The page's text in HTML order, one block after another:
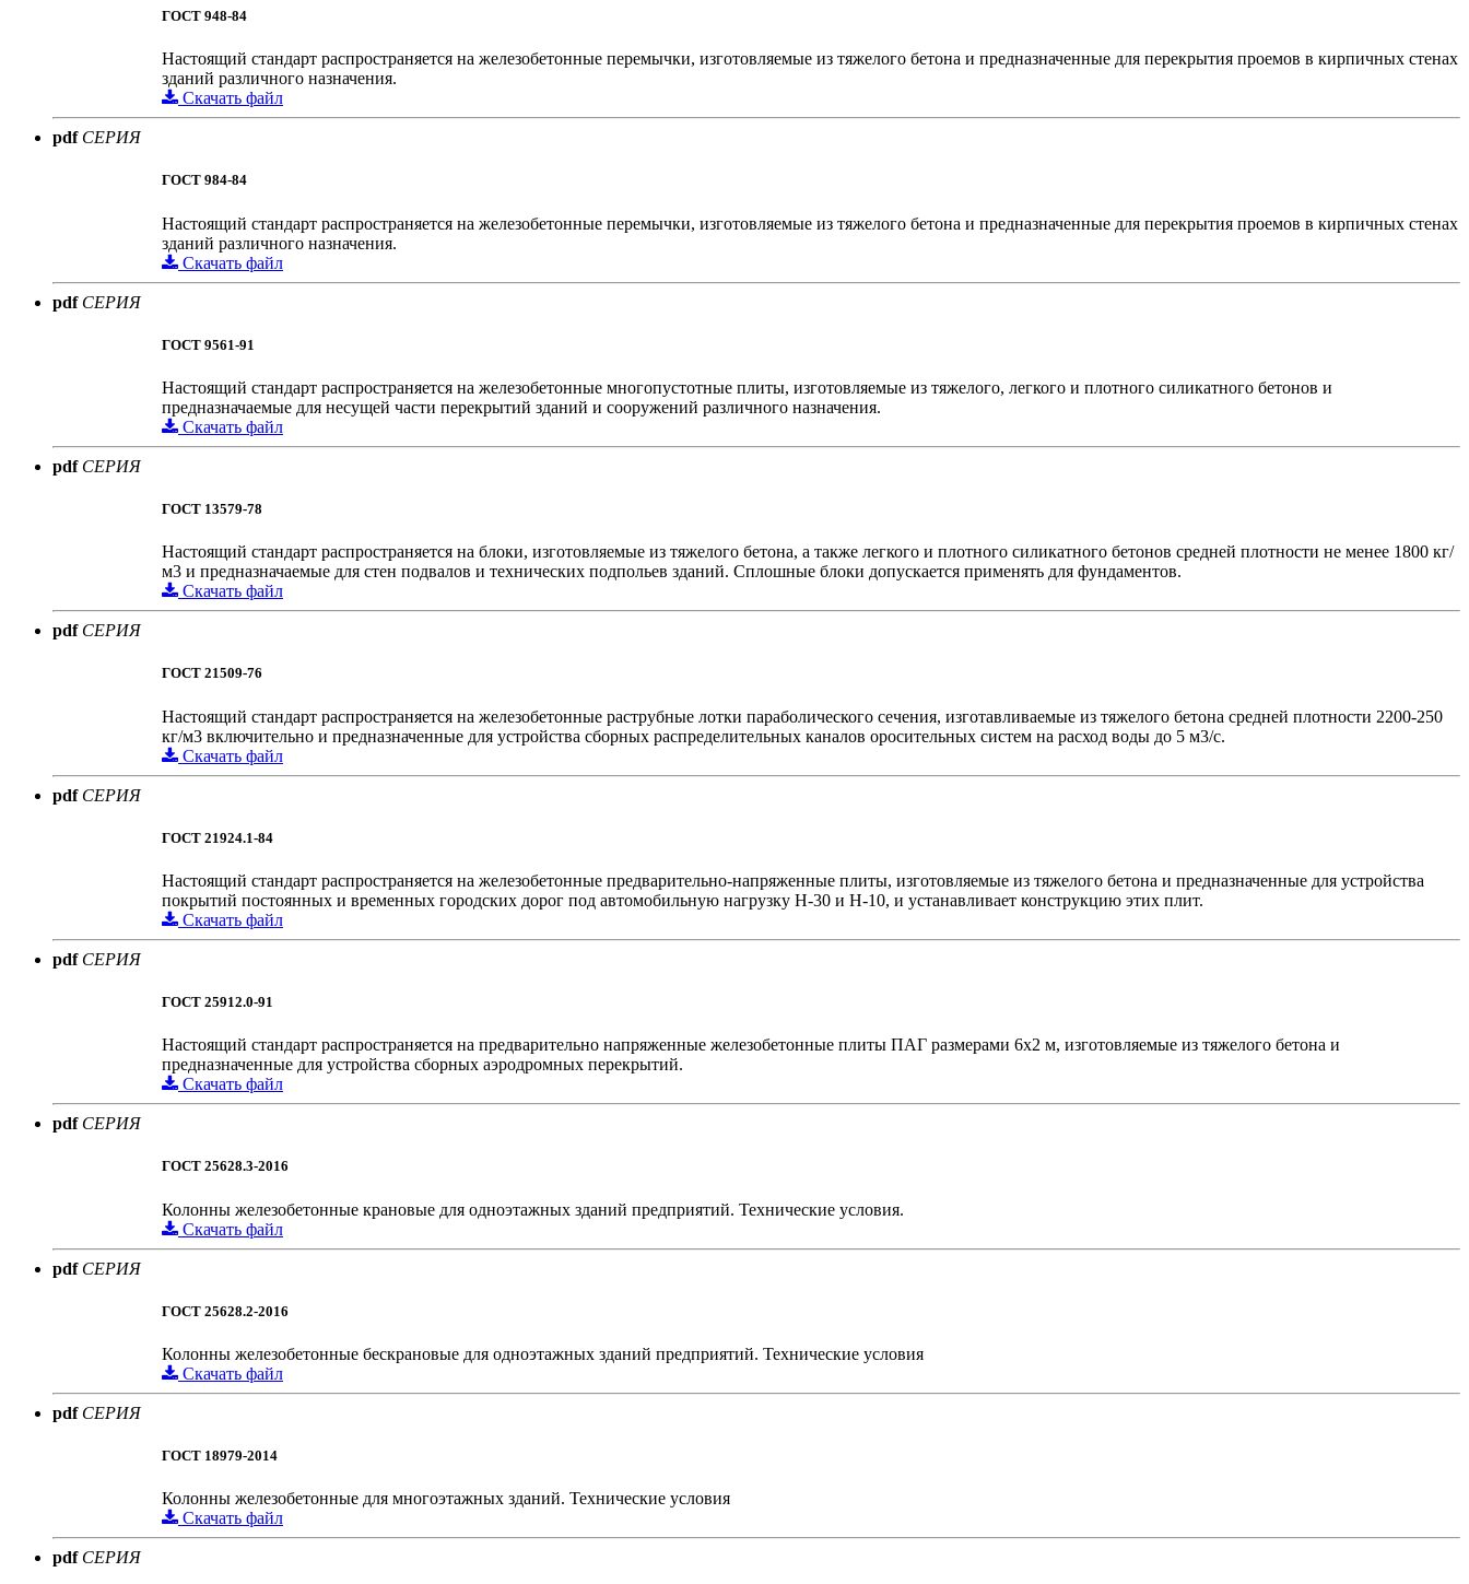
ГОСТ 948-84
Настоящий стандарт распространяется на железобетонные перемычки, изготовляемые из тяжелого бетона и предназначенные для перекрытия проемов в кирпичных стенах
зданий различного назначения.
Скачать файл
pdf СЕРИЯ
ГОСТ 984-84
Настоящий стандарт распространяется на железобетонные перемычки, изготовляемые из тяжелого бетона и предназначенные для перекрытия проемов в кирпичных стенах
зданий различного назначения.
Скачать файл
pdf СЕРИЯ
ГОСТ 9561-91
Настоящий стандарт распространяется на железобетонные многопустотные плиты, изготовляемые из тяжелого, легкого и плотного силикатного бетонов и
предназначаемые для несущей части перекрытий зданий и сооружений различного назначения.
Скачать файл
pdf СЕРИЯ
ГОСТ 13579-78
Настоящий стандарт распространяется на блоки, изготовляемые из тяжелого бетона, а также легкого и плотного силикатного бетонов средней плотности не менее 1800 кг/
м3 и предназначаемые для стен подвалов и технических подпольев зданий. Сплошные блоки допускается применять для фундаментов.
Скачать файл
pdf СЕРИЯ
ГОСТ 21509-76
Настоящий стандарт распространяется на железобетонные раструбные лотки параболического сечения, изготавливаемые из тяжелого бетона средней плотности 2200-250
кг/м3 включительно и предназначенные для устройства сборных распределительных каналов оросительных систем на расход воды до 5 м3/с.
Скачать файл
pdf СЕРИЯ
ГОСТ 21924.1-84
Настоящий стандарт распространяется на железобетонные предварительно-напряженные плиты, изготовляемые из тяжелого бетона и предназначенные для устройства
покрытий постоянных и временных городских дорог под автомобильную нагрузку H-30 и H-10, и устанавливает конструкцию этих плит.
Скачать файл
pdf СЕРИЯ
ГОСТ 25912.0-91
Настоящий стандарт распространяется на предварительно напряженные железобетонные плиты ПАГ размерами 6х2 м, изготовляемые из тяжелого бетона и
предназначенные для устройства сборных аэродромных перекрытий.
Скачать файл
pdf СЕРИЯ
ГОСТ 25628.3-2016
Колонны железобетонные крановые для одноэтажных зданий предприятий. Технические условия.
Скачать файл
pdf СЕРИЯ
ГОСТ 25628.2-2016
Колонны железобетонные бескрановые для одноэтажных зданий предприятий. Технические условия
Скачать файл
pdf СЕРИЯ
ГОСТ 18979-2014
Колонны железобетонные для многоэтажных зданий. Технические условия
Скачать файл
pdf СЕРИЯ